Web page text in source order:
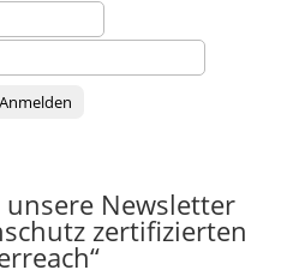
Anmelden
Newsletter
zertifizierten